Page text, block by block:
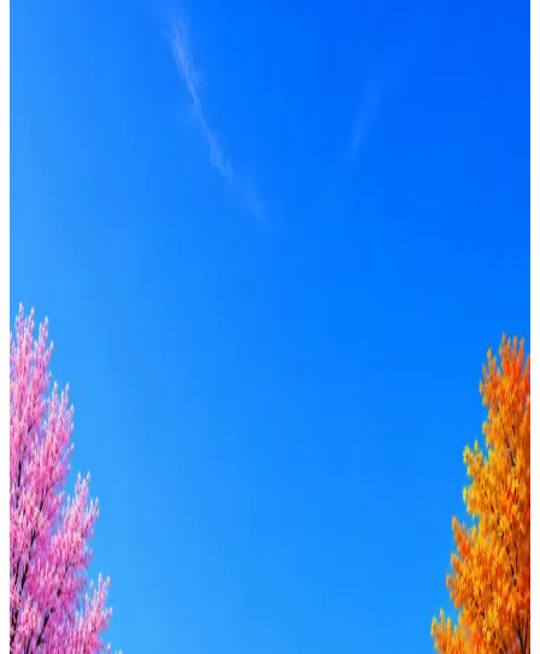
Формат
Удалённо
Грейд
Intern
Зарплата
от 50к
от 350к
Стратегия поиска с AI: рынки, позиции, вилка, каналы
Ежедневный подбор из 600+ источников